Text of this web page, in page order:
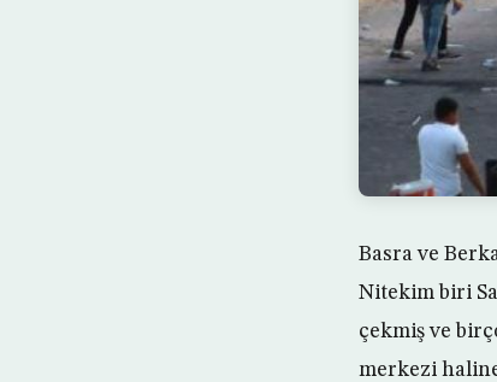
Basra ve
Nitekim biri
çekmiş ve
merkezi